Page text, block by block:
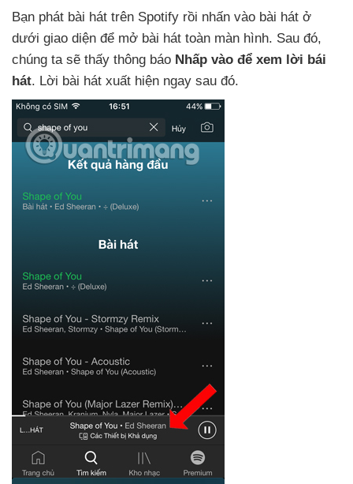
Bạn phát bài hát trên Spotify rồi nhấn vào bài hát ở
dưới giao diện để mở bài hát toàn màn hình. Sau đó,
chúng ta sẽ thấy thông báo Nhấp vào để xem lời bái
hát. Lời bài hát xuất hiện ngay sau đó.